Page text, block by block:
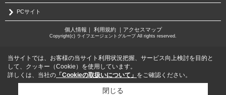
PCサイト
個人情報 利用規約｜ アクセスマップ
Copyright(c) ライフエージェントグループ All rights reserved.
当サイトでは、お客様の当サイト利用状況把握、サービス向上検討を目的と
して、クッキー（Cookie）を使用しています。
詳しくは、当社の 「Cookieの取扱いについて」 をご確認ください。
閉じる